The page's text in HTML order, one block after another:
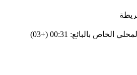
الخاص بالبائع: 00:31 (+03)